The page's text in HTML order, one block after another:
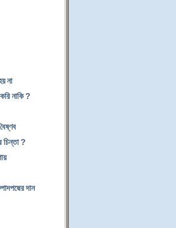
না
নাকি ?
চিন্তা ?
দান